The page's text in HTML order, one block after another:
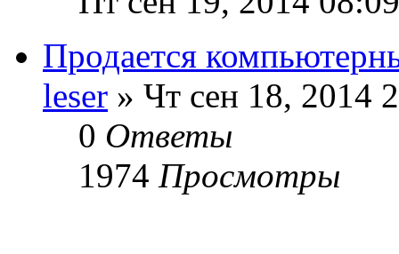
Продается
leser » Чт сен 18, 2014
0 Ответы
1974 Просмотры